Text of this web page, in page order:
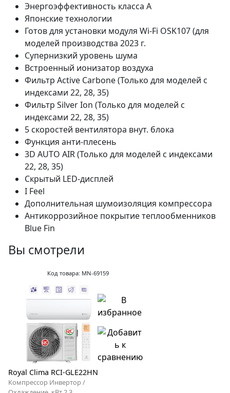
Энергоэффективность класса А
Японские технологии
Готов для установки модуля Wi-Fi OSK107 (для
моделей производства 2023 г.
Супернизкий уровень шума
Встроенный ионизатор воздуха
Фильтр Active Carbone (Только для моделей с
индексами 22, 28, 35)
Фильтр Silver Ion (Только для моделей с
индексами 22, 28, 35)
5 скоростей вентилятора внут. блока
Функция анти-плесень
3D AUTO AIR (Только для моделей с индексами
22, 28, 35)
Скрытый LED-дисплей
I Feel
Дополнительная шумоизоляция компрессора
Антикоррозийное покрытие теплообменников
Blue Fin
Вы смотрели
Код товара: MN-69159
Royal Clima RCI-GLE22HN
Компрессор Инвертор /